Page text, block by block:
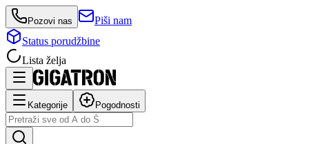
Pozovi nas
Piši nam
Status porudžbine
Lista želja
Kategorije Pogodnosti